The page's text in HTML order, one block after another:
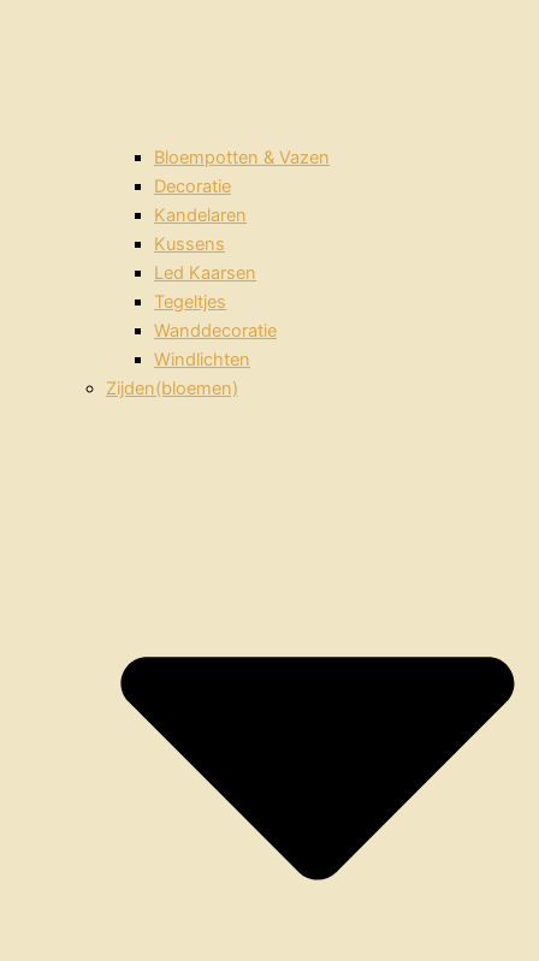
Bloempotten & Vazen
Decoratie
Kandelaren
Kussens
Led Kaarsen
Tegeltjes
Wanddecoratie
Windlichten
Zijden(bloemen)